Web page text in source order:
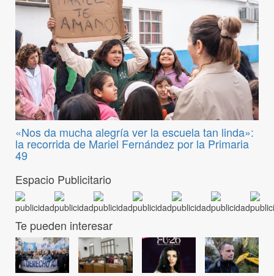
«Nos da mucha alegría ver la escuela tan linda»:
la recorrida de Mariel Fernández por la Primaria
49
Espacio Publicitario
Te pueden interesar